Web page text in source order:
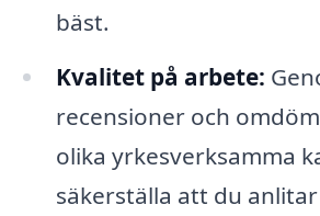
bäst.
Kvalitet på arbete:
recensioner och
olika yrkesverksamma
säkerställa att du